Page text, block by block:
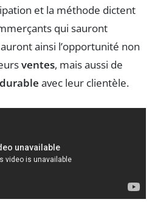
et la méthode dictent
qui sauront
ainsi l’opportunité non
ventes, mais aussi de
avec leur clientèle.